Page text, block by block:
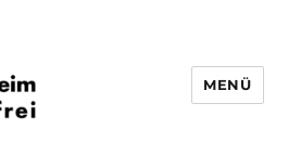
MENÜ